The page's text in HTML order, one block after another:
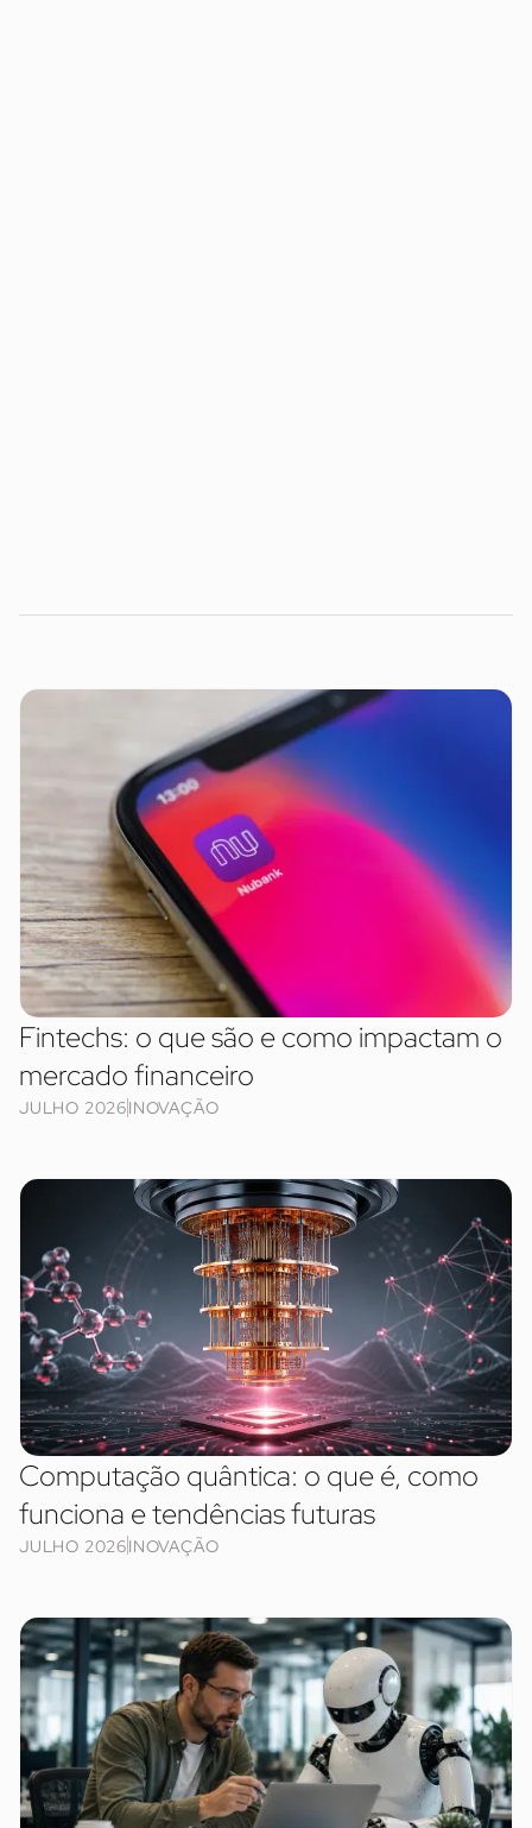
Fintechs: o que são e como impactam o
mercado financeiro
JULHO 2026INOVAÇÃO
Computação quântica: o que é, como
funciona e tendências futuras
JULHO 2026INOVAÇÃO